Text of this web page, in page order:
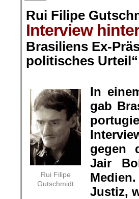
Rui Filipe
Interview
Brasiliens Ex-
politisches Urteil“
Rui Filipe
Gutschmidt
In
gab
gegen
Jair
Justiz,